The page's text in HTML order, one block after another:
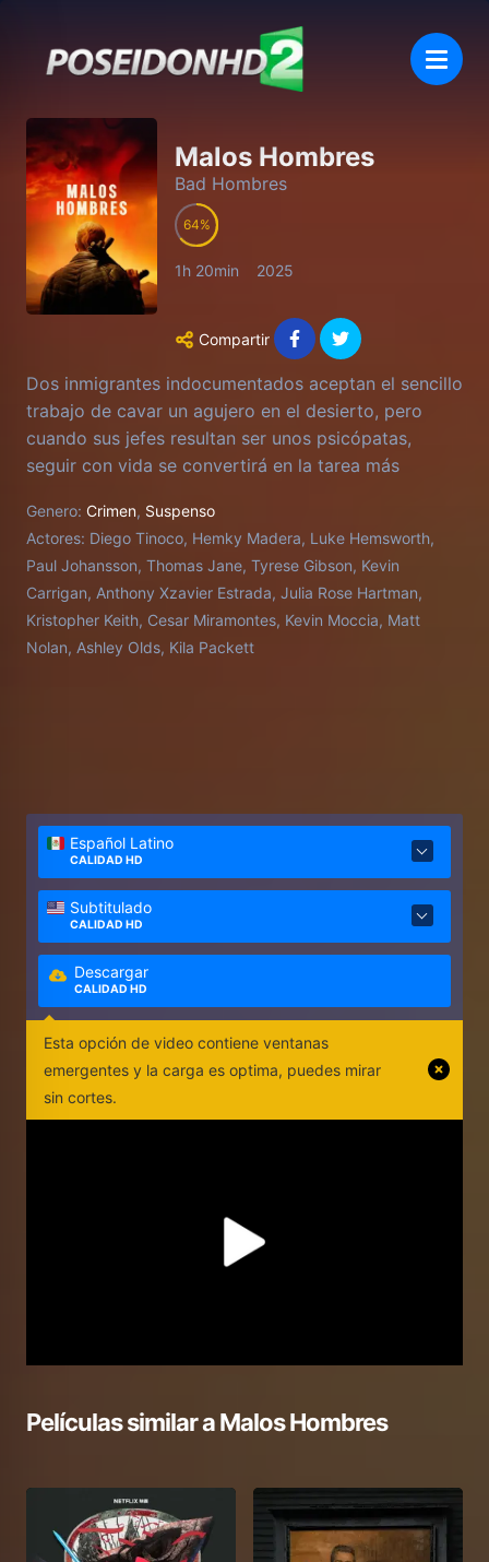
Malos Hombres
Bad Hombres
64
1h 20min 2025
Compartir
Dos inmigrantes indocumentados aceptan el sencillo
trabajo de cavar un agujero en el desierto, pero
cuando sus jefes resultan ser unos psicópatas,
seguir con vida se convertirá en la tarea más
Genero: Crimen, Suspenso
Actores: Diego Tinoco, Hemky Madera, Luke Hemsworth,
Paul Johansson, Thomas Jane, Tyrese Gibson, Kevin
Carrigan, Anthony Xzavier Estrada, Julia Rose Hartman,
Kristopher Keith, Cesar Miramontes, Kevin Moccia, Matt
Nolan, Ashley Olds, Kila Packett
Español Latino
CALIDAD HD
Subtitulado
CALIDAD HD
Descargar
CALIDAD HD
Esta opción de video contiene ventanas
emergentes y la carga es optima, puedes mirar
sin cortes.
Películas similar aMalos Hombres